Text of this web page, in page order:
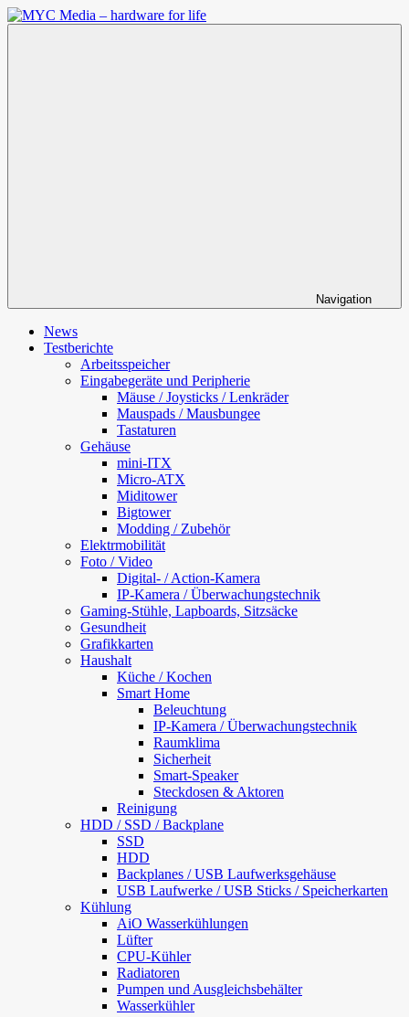
Zum
Inhalt
Navigation
News
Testberichte
Arbeitsspeicher
Eingabegeräte und Peripherie
Mäuse / Joysticks / Lenkräder
Mauspads / Mausbungee
Tastaturen
Gehäuse
mini-ITX
Micro-ATX
Miditower
Bigtower
Modding / Zubehör
Elektrmobilität
Foto / Video
Digital- / Action-Kamera
IP-Kamera / Überwachungstechnik
Gaming-Stühle, Lapboards, Sitzsäcke
Gesundheit
Grafikkarten
Haushalt
Küche / Kochen
Smart Home
Beleuchtung
IP-Kamera / Überwachungstechnik
Raumklima
Sicherheit
Smart-Speaker
Steckdosen & Aktoren
Reinigung
HDD / SSD / Backplane
SSD
HDD
Backplanes / USB Laufwerksgehäuse
USB Laufwerke / USB Sticks / Speicherkarten
Kühlung
AiO Wasserkühlungen
Lüfter
CPU-Kühler
Radiatoren
Pumpen und Ausgleichsbehälter
Wasserkühler